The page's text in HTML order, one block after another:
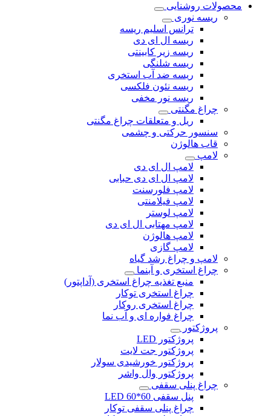
محصولات روشنایی
ریسه نوری
ترانس اسلیم ریسه
ریسه ال ای دی
ریسه زیر کابینتی
ریسه شلنگی
ریسه ضد آب استخری
ریسه نئون فلکسی
ریسه نور مخفی
چراغ مگنتی
ریل و متعلقات چراغ مگنتی
سنسور حرکتی و چشمی
قاب هالوژن
لامپ
لامپ ال ای دی
لامپ ال ای دی حبابی
لامپ فلورسنت
لامپ فیلامنتی
لامپ لوستر
لامپ مهتابی ال ای دی
لامپ هالوژن
لامپ گازی
لامپ و چراغ رشد گیاه
چراغ استخری و آبنما
منبع تغذیه چراغ استخری (آداپتور)
چراغ استخری توکار
چراغ استخری روکار
چراغ فواره ای و آب نما
پروژکتور
پروژکتور LED
پروژکتور جت لایت
پروژکتور خورشیدی سولار
پروژکتور وال واشر
چراغ پنلی سقفی
پنل سقفی 60*60 LED
چراغ پنلی سقفی توکار